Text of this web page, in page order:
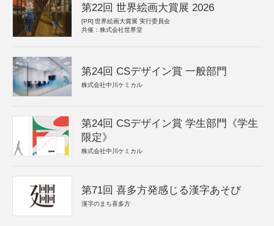
第22回 世界絵画大賞展 2026
[PR] 世界絵画大賞展 実行委員会
共催：株式会社世界堂
第24回 CSデザイン賞 一般部門
株式会社中川ケミカル
第24回 CSデザイン賞 学生部門《学生
限定》
株式会社中川ケミカル
第71回 喜多方発感じる漢字あそび
漢字のまち喜多方